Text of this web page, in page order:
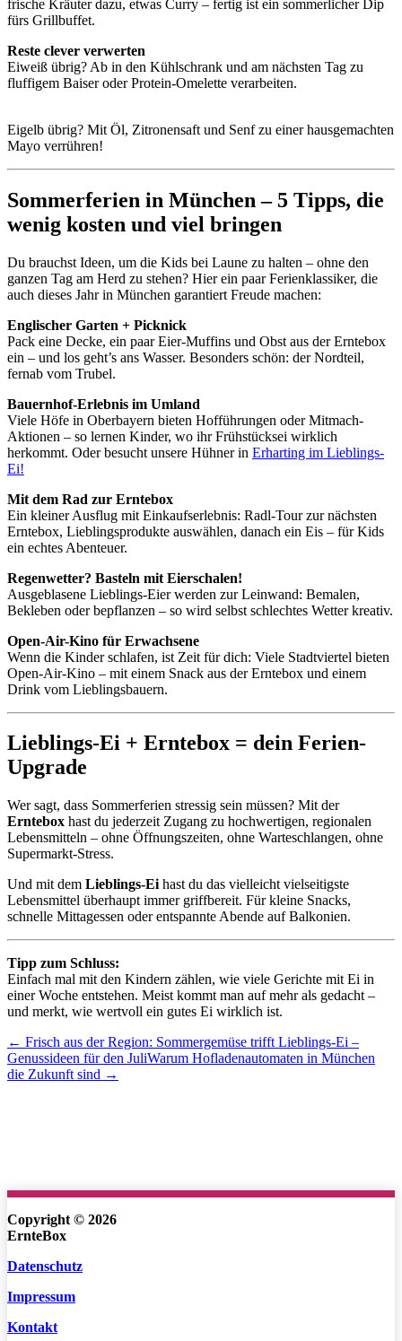
frische Kräuter dazu, etwas Curry – fertig ist ein sommerlicher Dip
fürs Grillbuffet.
Reste clever verwerten
Eiweiß übrig? Ab in den Kühlschrank und am nächsten Tag zu
fluffigem Baiser oder Protein-Omelette verarbeiten.
Eigelb übrig? Mit Öl, Zitronensaft und Senf zu einer hausgemachten
Mayo verrühren!
Sommerferien in München – 5 Tipps, die
wenig kosten und viel bringen
Du brauchst Ideen, um die Kids bei Laune zu halten – ohne den
ganzen Tag am Herd zu stehen? Hier ein paar Ferienklassiker, die
auch dieses Jahr in München garantiert Freude machen:
Englischer Garten + Picknick
Pack eine Decke, ein paar Eier-Muffins und Obst aus der Erntebox
ein – und los geht’s ans Wasser. Besonders schön: der Nordteil,
fernab vom Trubel.
Bauernhof-Erlebnis im Umland
Viele Höfe in Oberbayern bieten Hofführungen oder Mitmach-
Aktionen – so lernen Kinder, wo ihr Frühstücksei wirklich
herkommt. Oder besucht unsere Hühner in Erharting im Lieblings-
Ei!
Mit dem Rad zur Erntebox
Ein kleiner Ausflug mit Einkaufserlebnis: Radl-Tour zur nächsten
Erntebox, Lieblingsprodukte auswählen, danach ein Eis – für Kids
ein echtes Abenteuer.
Regenwetter? Basteln mit Eierschalen!
Ausgeblasene Lieblings-Eier werden zur Leinwand: Bemalen,
Bekleben oder bepflanzen – so wird selbst schlechtes Wetter kreativ.
Open-Air-Kino für Erwachsene
Wenn die Kinder schlafen, ist Zeit für dich: Viele Stadtviertel bieten
Open-Air-Kino – mit einem Snack aus der Erntebox und einem
Drink vom Lieblingsbauern.
Lieblings-Ei + Erntebox = dein Ferien-
Upgrade
Wer sagt, dass Sommerferien stressig sein müssen? Mit der
Erntebox hast du jederzeit Zugang zu hochwertigen, regionalen
Lebensmitteln – ohne Öffnungszeiten, ohne Warteschlangen, ohne
Supermarkt-Stress.
Und mit dem Lieblings-Ei hast du das vielleicht vielseitigste
Lebensmittel überhaupt immer griffbereit. Für kleine Snacks,
schnelle Mittagessen oder entspannte Abende auf Balkonien.
Tipp zum Schluss:
Einfach mal mit den Kindern zählen, wie viele Gerichte mit Ei in
einer Woche entstehen. Meist kommt man auf mehr als gedacht –
und merkt, wie wertvoll ein gutes Ei wirklich ist.
← Frisch aus der Region: Sommergemüse trifft Lieblings-Ei –
Genussideen für den JuliWarum Hofladenautomaten in München
die Zukunft sind →
Copyright © 2026
ErnteBox
Datenschutz
Impressum
Kontakt